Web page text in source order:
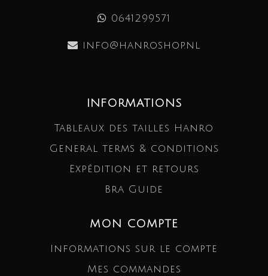
0641299571
info@hanroshop.nl
INFORMATIONS
Tableaux des tailles Hanro
General terms & conditions
Expédition et retours
Bra Guide
MON COMPTE
Informations sur le compte
Mes commandes